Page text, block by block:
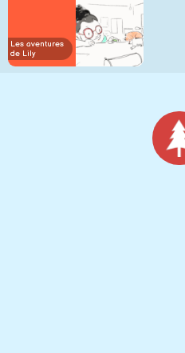
Les aventures
de Lily